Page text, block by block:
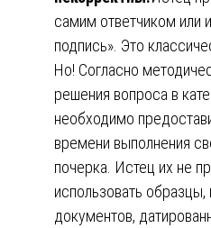
самим ответчиком или
подпись». Это
Но! Согласно
решения вопроса в
необходимо
времени выполнения
почерка. Истец их не
использовать образцы,
документов,